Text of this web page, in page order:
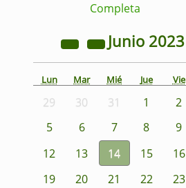
Completa
Junio 2023
Lun Mar Mié Jue Vie
29 30 31 1 2
5
6 7 8 9
12
13 14 15 16
19
20 21 22 23